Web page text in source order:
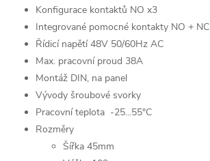
Konfigurace kontaktů NO x3
Integrované pomocné kontakty NO + NC
Řídicí napětí 48V 50/60Hz AC
Max. pracovní proud 38A
Montáž DIN, na panel
Vývody šroubové svorky
Pracovní teplota -25...55°C
Rozměry
Šířka 45mm